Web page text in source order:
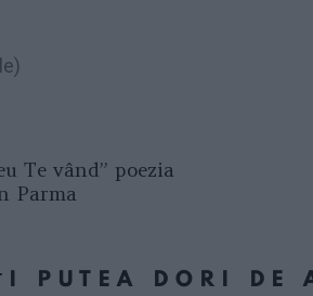
Te vând” poezia
Parma
PUTEA DORI DE